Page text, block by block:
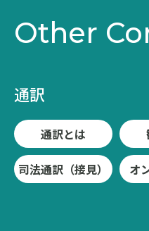
Other
通訳
通訳とは
司法通訳（接見） オ